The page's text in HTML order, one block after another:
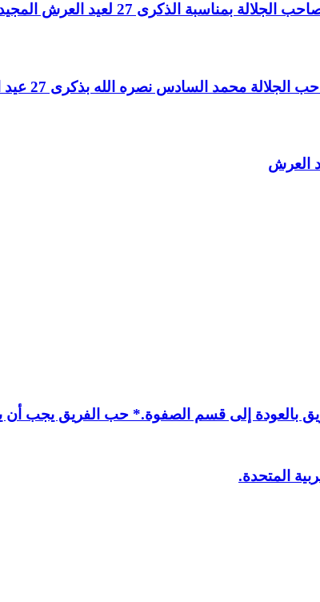
الذكرى 27 لعيد العرش المجيد
السادس نصره الله بذكرى 27 عيد العرش المجيد
العرش
إلى قسم الصفوة.* حب الفريق يجب أن
المتحدة.